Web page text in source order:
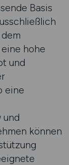
Basis
hohe
und
eine
und
können